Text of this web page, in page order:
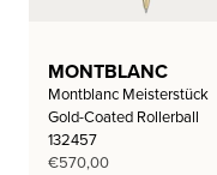
MONTBLANC
Montblanc Meisterstück
Gold-Coated Rollerball
132457
€570,00